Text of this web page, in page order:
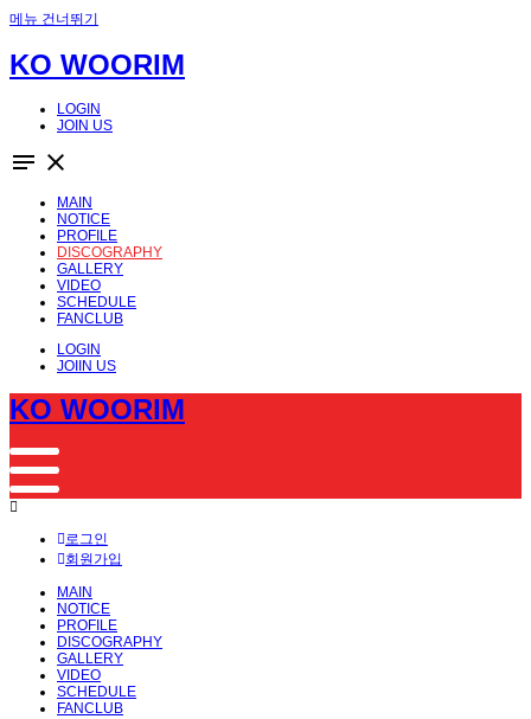
메뉴 건너뛰기
KO WOORIM
LOGIN
JOIN US
notes close
MAIN
NOTICE
PROFILE
DISCOGRAPHY
GALLERY
VIDEO
SCHEDULE
FANCLUB
LOGIN
JOIIN US
KO WOORIM
로그인
회원가입
MAIN
NOTICE
PROFILE
DISCOGRAPHY
GALLERY
VIDEO
SCHEDULE
FANCLUB